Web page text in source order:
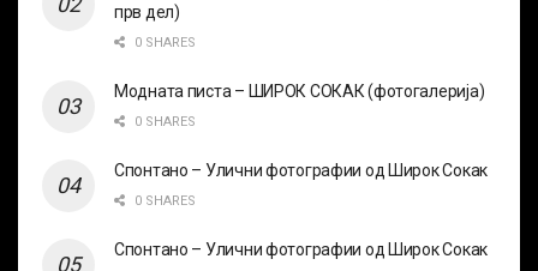
прв дел)
0 SHARES
Модната писта – ШИРОК СОКАК (фотогалерија)
0 SHARES
Спонтано – Улични фотографии од Широк Сокак
0 SHARES
Спонтано – Улични фотографии од Широк Сокак